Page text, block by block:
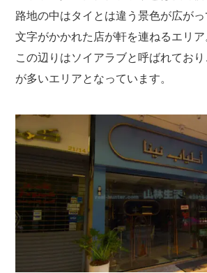
路地の中はタイとは違う景色が広が
文字がかかれた店が軒を連ねるエリア
この辺りはソイアラブと呼ばれてお
が多いエリアとなっています。